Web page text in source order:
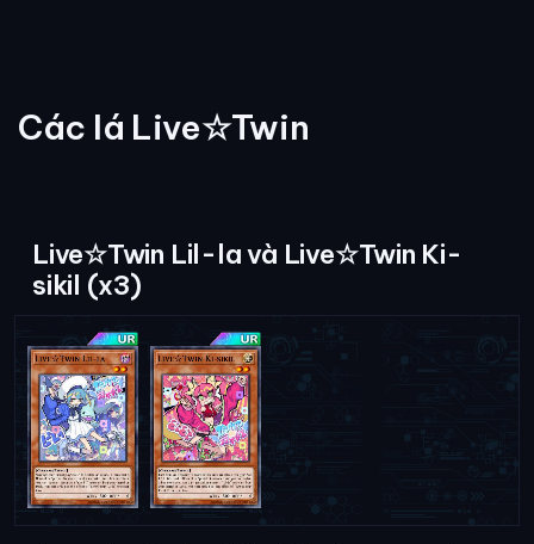
Các lá Live☆Twin
Live☆Twin Lil-la và Live☆Twin Ki-
sikil (x3)